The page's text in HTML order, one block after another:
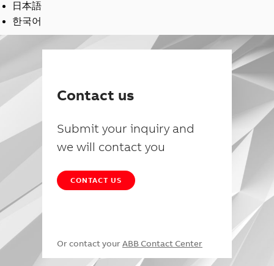
日本語
한국어
Contact us
Submit your inquiry and
we will contact you
CONTACT US
Or contact your ABB Contact Center